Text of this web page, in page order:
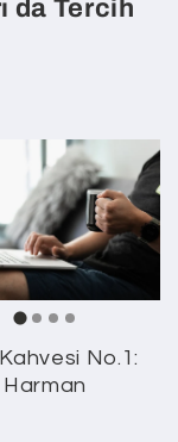
da Tercih
No.1:
Harman